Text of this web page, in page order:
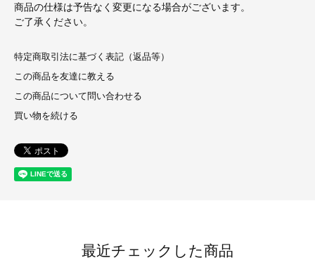
商品の仕様は予告なく変更になる場合がございます。
ご了承ください。
特定商取引法に基づく表記（返品等）
この商品を友達に教える
この商品について問い合わせる
買い物を続ける
最近チェックした商品